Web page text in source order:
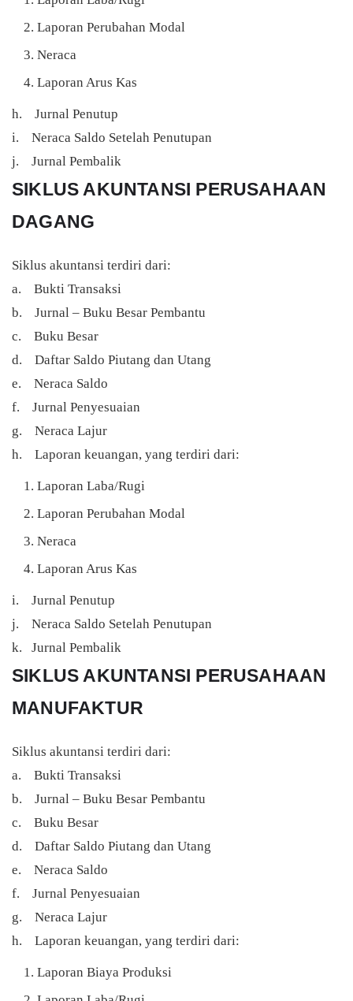
Laporan Perubahan Modal
Neraca
Laporan Arus Kas
h. Jurnal Penutup
i. Neraca Saldo Setelah Penutupan
j. Jurnal Pembalik
SIKLUS AKUNTANSI PERUSAHAAN
DAGANG
Siklus akuntansi terdiri dari:
a. Bukti Transaksi
b. Jurnal – Buku Besar Pembantu
c. Buku Besar
d. Daftar Saldo Piutang dan Utang
e. Neraca Saldo
f. Jurnal Penyesuaian
g. Neraca Lajur
h. Laporan keuangan, yang terdiri dari:
Laporan Laba/Rugi
Laporan Perubahan Modal
Neraca
Laporan Arus Kas
i. Jurnal Penutup
j. Neraca Saldo Setelah Penutupan
k. Jurnal Pembalik
SIKLUS AKUNTANSI PERUSAHAAN
MANUFAKTUR
Siklus akuntansi terdiri dari:
a. Bukti Transaksi
b. Jurnal – Buku Besar Pembantu
c. Buku Besar
d. Daftar Saldo Piutang dan Utang
e. Neraca Saldo
f. Jurnal Penyesuaian
g. Neraca Lajur
h. Laporan keuangan, yang terdiri dari:
Laporan Biaya Produksi